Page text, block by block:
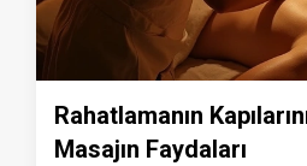
Rahatlamanın
Masajın Faydaları